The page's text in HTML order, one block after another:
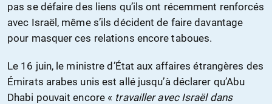
pas se défaire des liens qu’ils ont récemment renforcés
avec Israël, même s’ils décident de faire davantage
pour masquer ces relations encore taboues.
Le 16 juin, le ministre d’État aux affaires étrangères des
Émirats arabes unis est allé jusqu’à déclarer qu’Abu
Dhabi pouvait encore « travailler avec Israël dans